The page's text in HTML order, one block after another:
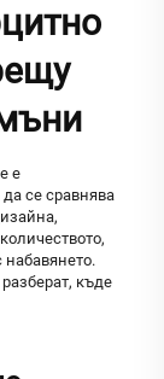
е
се сравнява
набавянето.
къде